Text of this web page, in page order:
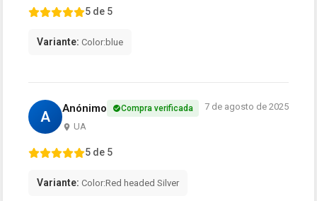
5 de 5
Variante: Color:blue
A Anónimo Compra verificada
UA
7 de agosto de 2025
5 de 5
Variante: Color:Red headed Silver